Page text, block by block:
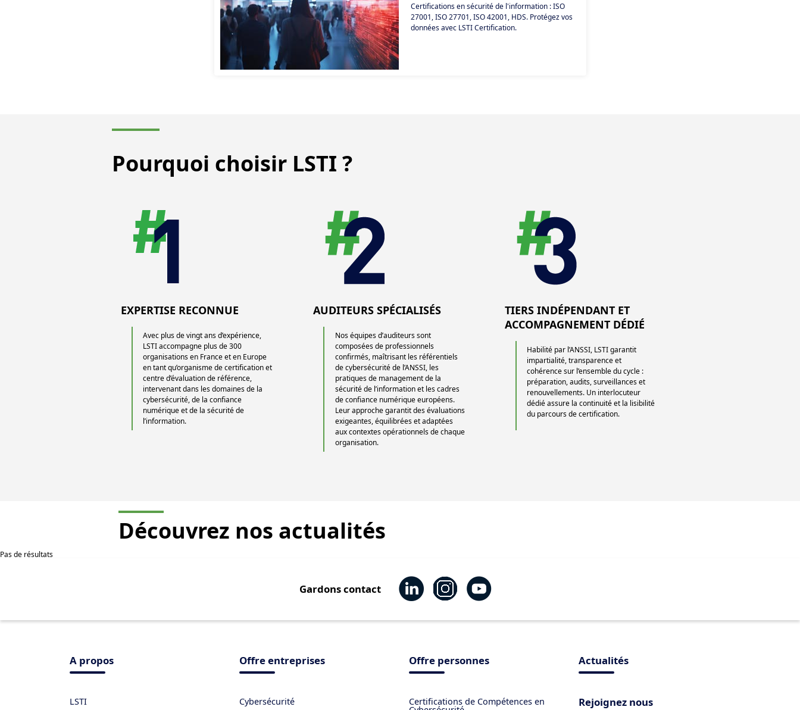
Certifications en sécurité de l'information : ISO
27001, ISO 27701, ISO 42001, HDS. Protégez vos
données avec LSTI Certification.
Pourquoi choisir LSTI ?
EXPERTISE RECONNUE
Avec plus de vingt ans d’expérience,
LSTI accompagne plus de 300
organisations en France et en Europe
en tant qu’organisme de certification et
centre d’évaluation de référence,
intervenant dans les domaines de la
cybersécurité, de la confiance
numérique et de la sécurité de
l’information.
AUDITEURS SPÉCIALISÉS
Nos équipes d’auditeurs sont
composées de professionnels
confirmés, maîtrisant les référentiels
de cybersécurité de l’ANSSI, les
pratiques de management de la
sécurité de l’information et les cadres
de confiance numérique européens.
Leur approche garantit des évaluations
exigeantes, équilibrées et adaptées
aux contextes opérationnels de chaque
organisation.
TIERS INDÉPENDANT ET
ACCOMPAGNEMENT DÉDIÉ
Habilité par l’ANSSI, LSTI garantit
impartialité, transparence et
cohérence sur l’ensemble du cycle :
préparation, audits, surveillances et
renouvellements. Un interlocuteur
dédié assure la continuité et la lisibilité
du parcours de certification.
Découvrez nos actualités
Pas de résultats
Gardons contact
A propos
LSTI
Offre entreprises
Cybersécurité
Offre personnes
Certifications de Compétences en
Actualités
Rejoignez nous